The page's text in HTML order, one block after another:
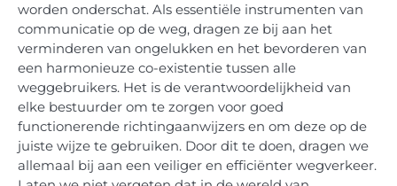
worden onderschat. Als essentiële instrumenten van
communicatie op de weg, dragen ze bij aan het
verminderen van ongelukken en het bevorderen van
een harmonieuze co-existentie tussen alle
weggebruikers. Het is de verantwoordelijkheid van
elke bestuurder om te zorgen voor goed
functionerende richtingaanwijzers en om deze op de
juiste wijze te gebruiken. Door dit te doen, dragen we
allemaal bij aan een veiliger en efficiënter wegverkeer.